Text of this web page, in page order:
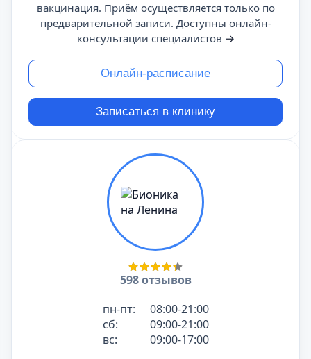
вакцинация. Приём осуществляется только по
предварительной записи. Доступны онлайн-
консультации специалистов →
Онлайн-расписание
Записаться в клинику
598 отзывов
пн-пт:
08:00-21:00
сб:
09:00-21:00
вс:
09:00-17:00